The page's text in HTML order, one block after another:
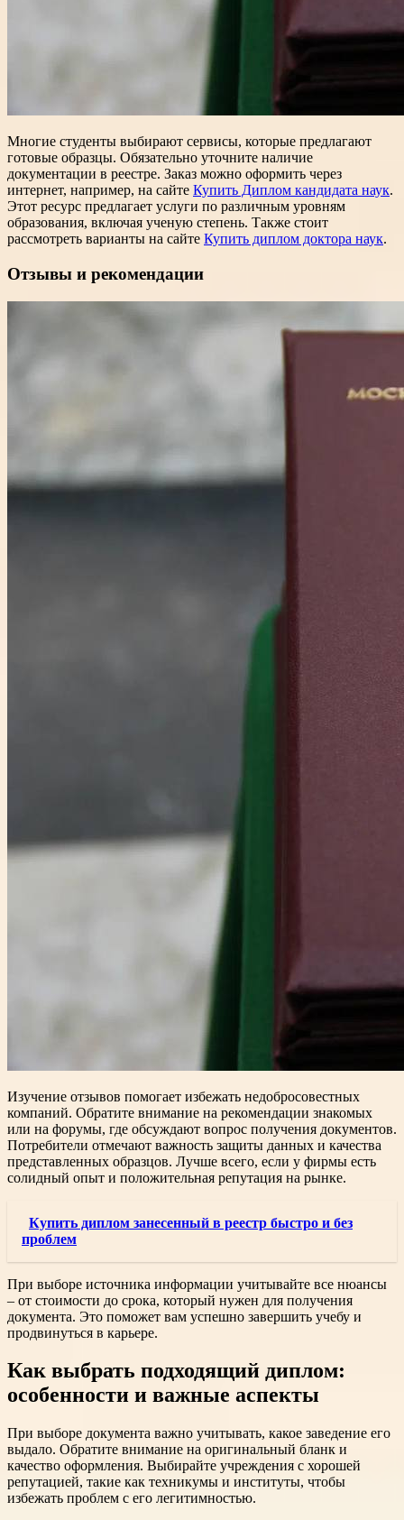
Многие студенты выбирают сервисы, которые предлагают
готовые образцы. Обязательно уточните наличие
документации в реестре. Заказ можно оформить через
интернет, например, на сайте Купить Диплом кандидата наук.
Этот ресурс предлагает услуги по различным уровням
образования, включая ученую степень. Также стоит
рассмотреть варианты на сайте Купить диплом доктора наук.
Отзывы и рекомендации
Изучение отзывов помогает избежать недобросовестных
компаний. Обратите внимание на рекомендации знакомых
или на форумы, где обсуждают вопрос получения документов.
Потребители отмечают важность защиты данных и качества
представленных образцов. Лучше всего, если у фирмы есть
солидный опыт и положительная репутация на рынке.
Купить диплом занесенный в реестр быстро и без
проблем
При выборе источника информации учитывайте все нюансы
– от стоимости до срока, который нужен для получения
документа. Это поможет вам успешно завершить учебу и
продвинуться в карьере.
Как выбрать подходящий диплом:
особенности и важные аспекты
При выборе документа важно учитывать, какое заведение его
выдало. Обратите внимание на оригинальный бланк и
качество оформления. Выбирайте учреждения с хорошей
репутацией, такие как техникумы и институты, чтобы
избежать проблем с его легитимностью.